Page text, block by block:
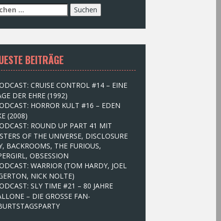
BEITRÄGE
CRUISE CONTROL #14 – EINE
DER EHRE (1992)
HORROR KULT #16 – EDEN
(2008)
ROUND UP PART 41 MIT
OF THE UNIVERSE, DISCLOSURE
BACKROOMS, THE FURIOUS,
OBSESSION
WARRIOR (TOM HARDY, JOEL
NICK NOLTE)
SLY TIME #21 – 80 JAHRE
– DIE GROSSE FAN-